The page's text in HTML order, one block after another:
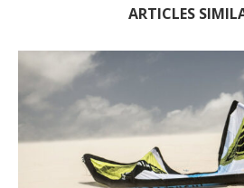
ARTICLES